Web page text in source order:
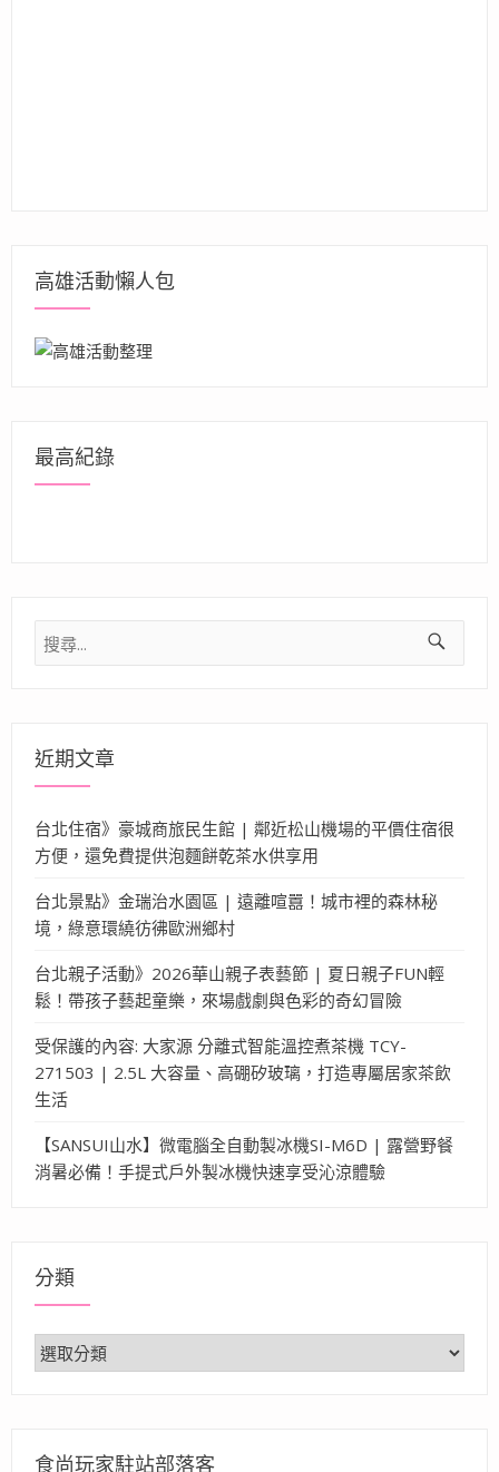
高雄活動懶人包
最高紀錄
搜
尋
近期文章
台北住宿》豪城商旅民生館 | 鄰近松山機場的平價住宿很
方便，還免費提供泡麵餅乾茶水供享用
台北景點》金瑞治水園區 | 遠離喧囂！城市裡的森林秘
境，綠意環繞彷彿歐洲鄉村
台北親子活動》2026華山親子表藝節 | 夏日親子FUN輕
鬆！帶孩子藝起童樂，來場戲劇與色彩的奇幻冒險
受保護的內容: 大家源 分離式智能溫控煮茶機 TCY-
271503 | 2.5L 大容量、高硼矽玻璃，打造專屬居家茶飲
生活
【SANSUI山水】微電腦全自動製冰機SI-M6D | 露營野餐
消暑必備！手提式戶外製冰機快速享受沁涼體驗
分類
分
類
食尚玩家駐站部落客